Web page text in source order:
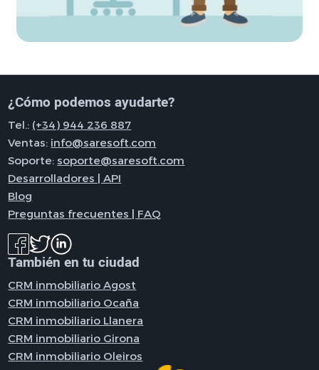
¿Cómo podemos ayudarte?
Tel.: (+34) 944 236 887
Ventas: info@saresoft.com
Soporte:soporte@saresoft.com
Desarrolladores | API
Blog
Preguntas frecuentes | FAQ
También en tu ciudad
CRM inmobiliario Agost
CRM inmobiliario Ocaña
CRM inmobiliario Llanera
CRM inmobiliario Girona
CRM inmobiliario Oleiros